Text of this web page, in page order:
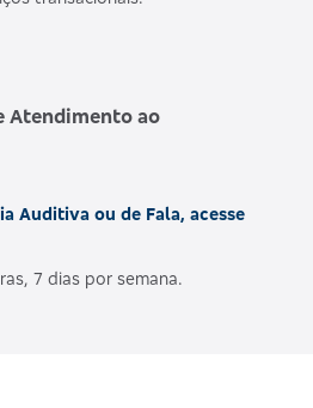
Atendimento ao
Auditiva ou de Fala, acesse
7 dias por semana.